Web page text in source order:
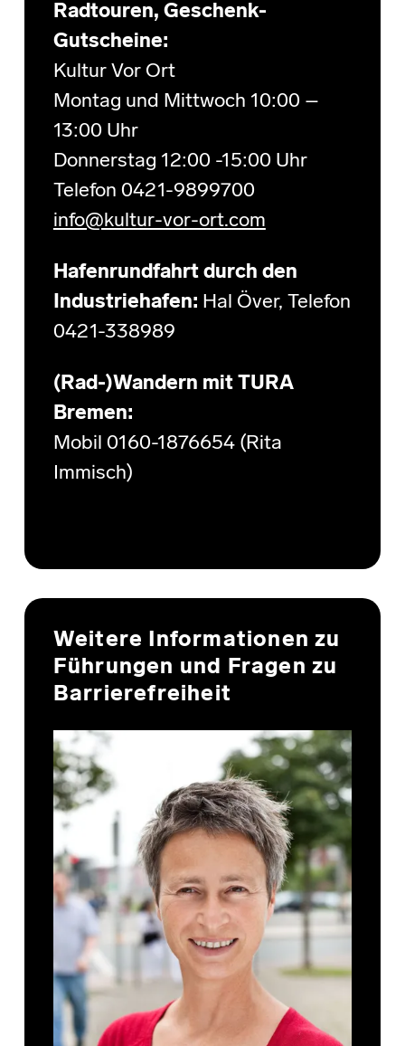
Radtouren, Geschenk-
Gutscheine:
Kultur Vor Ort
Montag und Mittwoch 10:00 –
13:00 Uhr
Donnerstag 12:00 -15:00 Uhr
Telefon 0421-9899700
info@kultur-vor-ort.com
Hafenrundfahrt durch den
Industriehafen: Hal Över, Telefon
0421-338989
(Rad-)Wandern mit TURA
Bremen:
Mobil 0160-1876654 (Rita
Immisch)
Weitere Informationen zu
Führungen und Fragen zu
Barrierefreiheit